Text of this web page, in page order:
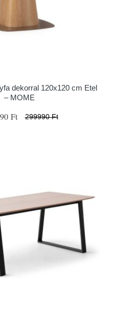
dekorral 120x120 cm Etel
– MOME
Ft 299990 Ft